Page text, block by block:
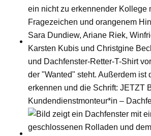
Kundendienstmonteur*in –